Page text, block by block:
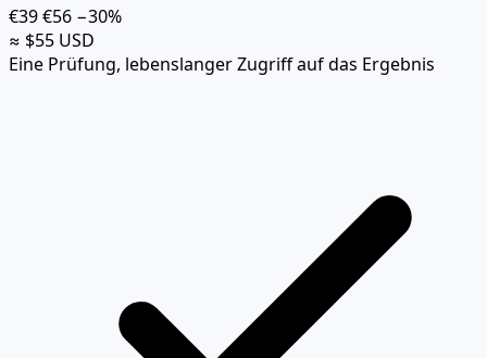
€39€56 −30%
≈ $55 USD
Eine Prüfung, lebenslanger Zugriff auf das Ergebnis